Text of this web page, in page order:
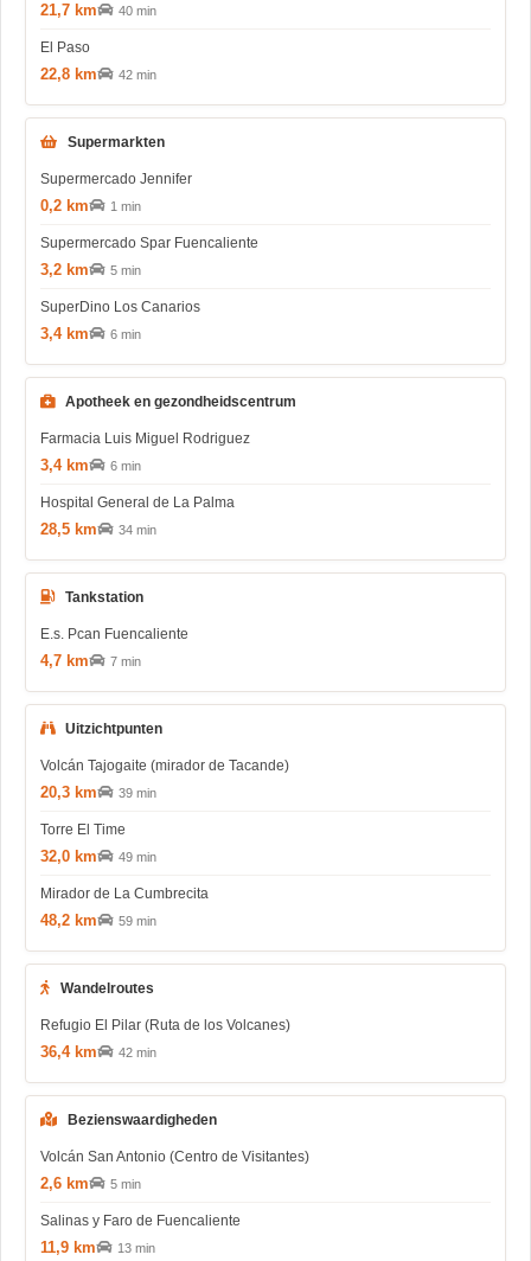
21,7 km 40 min
El Paso
22,8 km 42 min
Supermarkten
Supermercado Jennifer
0,2 km 1 min
Supermercado Spar Fuencaliente
3,2 km 5 min
SuperDino Los Canarios
3,4 km 6 min
Apotheek en gezondheidscentrum
Farmacia Luis Miguel Rodriguez
3,4 km 6 min
Hospital General de La Palma
28,5 km 34 min
Tankstation
E.s. Pcan Fuencaliente
4,7 km 7 min
Uitzichtpunten
Volcán Tajogaite (mirador de Tacande)
20,3 km 39 min
Torre El Time
32,0 km 49 min
Mirador de La Cumbrecita
48,2 km 59 min
Wandelroutes
Refugio El Pilar (Ruta de los Volcanes)
36,4 km 42 min
Bezienswaardigheden
Volcán San Antonio (Centro de Visitantes)
2,6 km 5 min
Salinas y Faro de Fuencaliente
11,9 km 13 min